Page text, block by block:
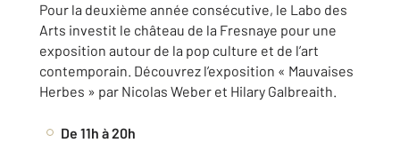
Pour la deuxième année consécutive, le Labo des
Arts investit le château de la Fresnaye pour une
exposition autour de la pop culture et de l’art
contemporain. Découvrez l’exposition « Mauvaises
Herbes » par Nicolas Weber et Hilary Galbreaith.
De 11h à 20h